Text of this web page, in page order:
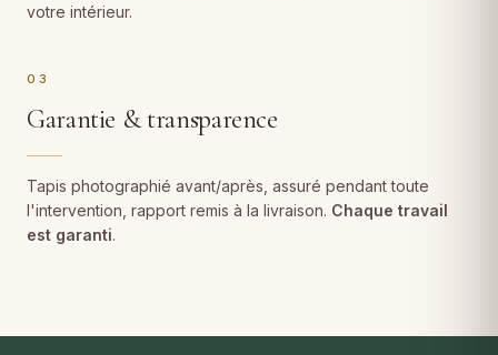
votre intérieur.
03
Garantie & transparence
Tapis photographié avant/après, assuré pendant toute
l'intervention, rapport remis à la livraison. Chaque travail
est garanti.